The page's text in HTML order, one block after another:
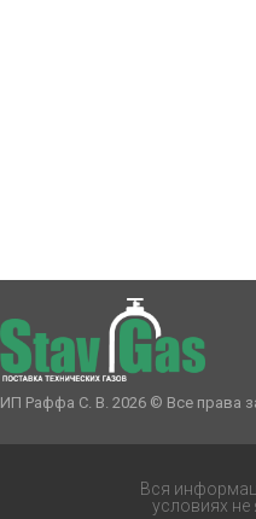
ИП Раффа С. В. 2026 © Все права
Вся
условиях